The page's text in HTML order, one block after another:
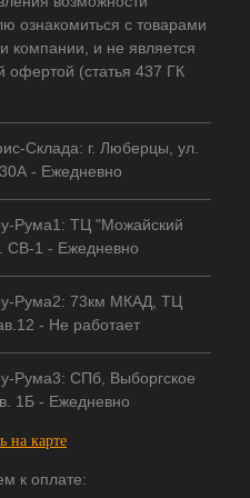
ознакомиться с товарами
компании, и не является
офертой (статья 437 ГК
Склада: г. Люберцы, ул.
- Ежедневно
Рума1: ТЦ "Можайский
СВ-1 - Ежедневно
Рума2: 73км МКАД, ТЦ
- Не работает
Рума3: СПб, Выборгское
1Б - Ежедневно
на карте
к оплате: